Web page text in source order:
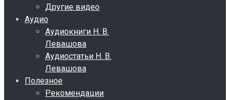
Другие видео
Аудио
Аудиокниги Н. В.
Левашова
Аудиостатьи Н. В.
Левашова
Полезное
Рекомендации